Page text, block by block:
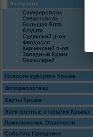
Экскурсии
Симферополь
Севастополь
Большая Ялта
Алушта
Судакский р-он
Феодосия
Керченский п-ов
Западный Крым
Бахчисарай
Новости курортов Крыма
Фоторепортажи
Карты Крыма
Электронные открытки Крыма
Приключения. Опасности
События. Праздники